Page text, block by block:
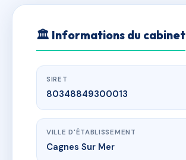
🏛 Informations du cabinet
SIRET
80348849300013
VILLE D'ÉTABLISSEMENT
Cagnes Sur Mer